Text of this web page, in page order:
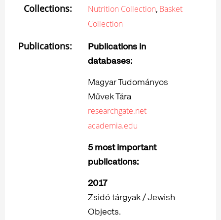
Collections: Nutrition Collection, Basket
Collection
Publications:
Publications in
databases:
Magyar Tudományos
Művek Tára
researchgate.net
academia.edu
5 most important
publications:
2017
Zsidó tárgyak / Jewish
Objects.